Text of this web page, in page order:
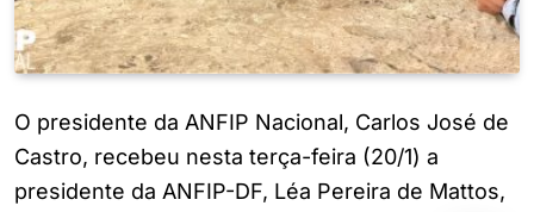
O presidente da ANFIP Nacional, Carlos José de
Castro, recebeu nesta terça-feira (20/1) a
presidente da ANFIP-DF, Léa Pereira de Mattos,